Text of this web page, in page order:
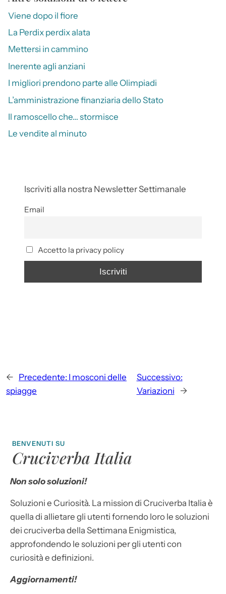
Viene dopo il fiore
La Perdix perdix alata
Mettersi in cammino
Inerente agli anziani
I migliori prendono parte alle Olimpiadi
L’amministrazione finanziaria dello Stato
Il ramoscello che… stormisce
Le vendite al minuto
Iscriviti alla nostra Newsletter Settimanale
Email
Accetto la privacy policy
← Precedente: I mosconi delle
spiagge
Successivo:
Variazioni
→
BENVENUTI SU
Cruciverba Italia
Non solo soluzioni!
Soluzioni e Curiosità. La mission di Cruciverba Italia è
quella di allietare gli utenti fornendo loro le soluzioni
dei cruciverba della Settimana Enigmistica,
approfondendo le soluzioni per gli utenti con
curiosità e definizioni.
Aggiornamenti!